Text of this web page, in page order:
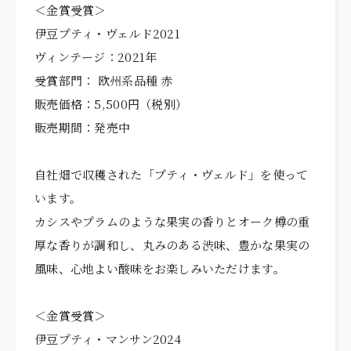
＜金賞受賞＞
伊豆プティ・ヴェルド2021
ヴィンテージ：2021年
受賞部門： 欧州系品種 赤
販売価格：5,500円（税別）
販売期間：発売中
自社畑で収穫された「プティ・ヴェルド」を使って
います。
カシスやプラムのような果実の香りとオーク樽の重
厚な香りが調和し、丸みのある渋味、豊かな果実の
風味、心地よい酸味をお楽しみいただけます。
＜金賞受賞＞
伊豆プティ・マンサン2024